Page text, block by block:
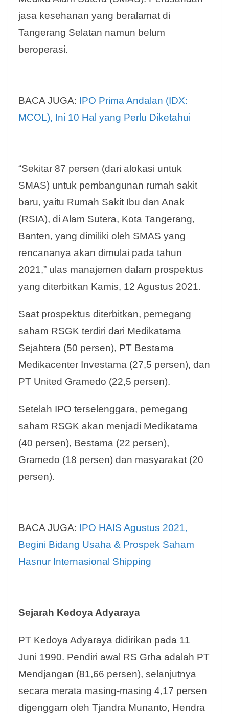
jasa kesehanan yang beralamat di
Tangerang Selatan namun belum
beroperasi.
BACA JUGA: IPO Prima Andalan (IDX:
MCOL), Ini 10 Hal yang Perlu Diketahui
“Sekitar 87 persen (dari alokasi untuk
SMAS) untuk pembangunan rumah sakit
baru, yaitu Rumah Sakit Ibu dan Anak
(RSIA), di Alam Sutera, Kota Tangerang,
Banten, yang dimiliki oleh SMAS yang
rencananya akan dimulai pada tahun
2021,” ulas manajemen dalam prospektus
yang diterbitkan Kamis, 12 Agustus 2021.
Saat prospektus diterbitkan, pemegang
saham RSGK terdiri dari Medikatama
Sejahtera (50 persen), PT Bestama
Medikacenter Investama (27,5 persen), dan
PT United Gramedo (22,5 persen).
Setelah IPO terselenggara, pemegang
saham RSGK akan menjadi Medikatama
(40 persen), Bestama (22 persen),
Gramedo (18 persen) dan masyarakat (20
persen).
BACA JUGA: IPO HAIS Agustus 2021,
Begini Bidang Usaha & Prospek Saham
Hasnur Internasional Shipping
Sejarah Kedoya Adyaraya
PT Kedoya Adyaraya didirikan pada 11
Juni 1990. Pendiri awal RS Grha adalah PT
Mendjangan (81,66 persen), selanjutnya
secara merata masing-masing 4,17 persen
digenggam oleh Tjandra Munanto, Hendra